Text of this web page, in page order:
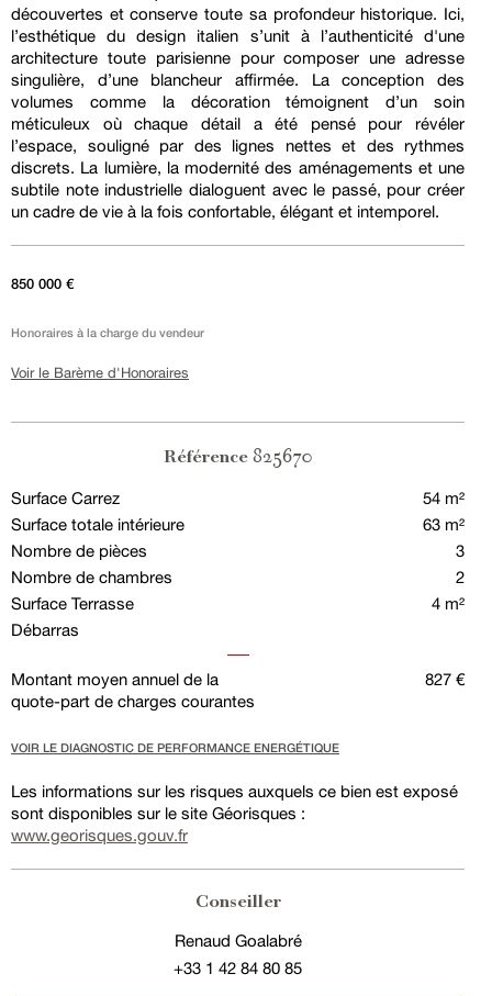
découvertes et conserve toute sa profondeur historique. Ici,
l’esthétique du design italien s’unit à l’authenticité d'une
architecture toute parisienne pour composer une adresse
singulière, d’une blancheur affirmée. La conception des
volumes comme la décoration témoignent d’un soin
méticuleux où chaque détail a été pensé pour révéler
l’espace, souligné par des lignes nettes et des rythmes
discrets. La lumière, la modernité des aménagements et une
subtile note industrielle dialoguent avec le passé, pour créer
un cadre de vie à la fois confortable, élégant et intemporel.
850 000 €
Honoraires à la charge du vendeur
Voir le Barème d'Honoraires
Référence 825670
Surface Carrez
54 m²
Surface totale intérieure
63 m²
Nombre de pièces
3
Nombre de chambres
2
Surface Terrasse
4 m²
Débarras
Montant moyen annuel de la
quote-part de charges courantes
827 €
VOIR LE DIAGNOSTIC DE PERFORMANCE ENERGÉTIQUE
Les informations sur les risques auxquels ce bien est exposé
sont disponibles sur le site Géorisques :
www.georisques.gouv.fr
Conseiller
Renaud Goalabré
+33 1 42 84 80 85